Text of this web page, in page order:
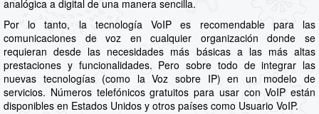
analógica a digital de una manera sencilla.
Por lo tanto, la tecnología VoIP es recomendable para las
comunicaciones de voz en cualquier organización donde se
requieran desde las necesidades más básicas a las más altas
prestaciones y funcionalidades. Pero sobre todo de integrar las
nuevas tecnologías (como la Voz sobre IP) en un modelo de
servicios. Números telefónicos gratuitos para usar con VoIP están
disponibles en Estados Unidos y otros países como Usuario VoIP.